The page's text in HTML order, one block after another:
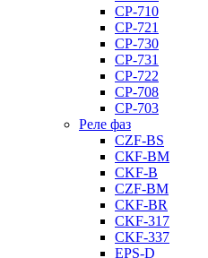
CP-710
CP-721
CP-730
CP-731
CP-722
CP-708
CP-703
Реле фаз
CZF-BS
CКF-BM
CKF-B
CZF-BM
CKF-BR
CKF-317
CKF-337
EPS-D